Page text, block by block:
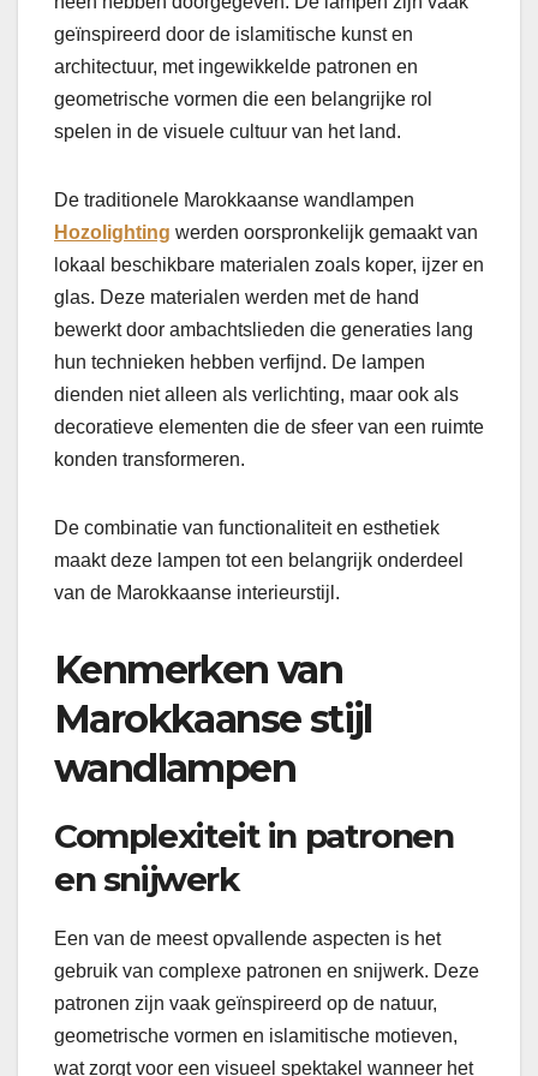
geïnspireerd door de islamitische kunst en
architectuur, met ingewikkelde patronen en
geometrische vormen die een belangrijke rol
spelen in de visuele cultuur van het land.
De traditionele Marokkaanse wandlampen
Hozolighting werden oorspronkelijk gemaakt van
lokaal beschikbare materialen zoals koper, ijzer en
glas. Deze materialen werden met de hand
bewerkt door ambachtslieden die generaties lang
hun technieken hebben verfijnd. De lampen
dienden niet alleen als verlichting, maar ook als
decoratieve elementen die de sfeer van een ruimte
konden transformeren.
De combinatie van functionaliteit en esthetiek
maakt deze lampen tot een belangrijk onderdeel
van de Marokkaanse interieurstijl.
Kenmerken van
Marokkaanse stijl
wandlampen
Complexiteit in patronen
en snijwerk
Een van de meest opvallende aspecten is het
gebruik van complexe patronen en snijwerk. Deze
patronen zijn vaak geïnspireerd op de natuur,
geometrische vormen en islamitische motieven,
wat zorgt voor een visueel spektakel wanneer het